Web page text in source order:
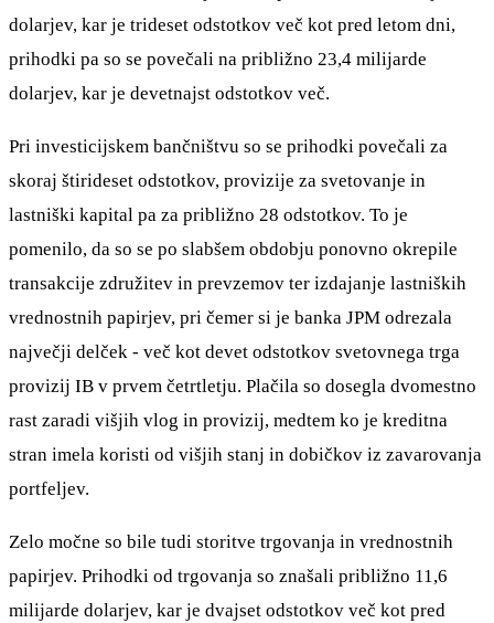
dolarjev, kar je trideset odstotkov več kot pred letom dni,
prihodki pa so se povečali na približno 23,4 milijarde
dolarjev, kar je devetnajst odstotkov več.
Pri investicijskem bančništvu so se prihodki povečali za
skoraj štirideset odstotkov, provizije za svetovanje in
lastniški kapital pa za približno 28 odstotkov. To je
pomenilo, da so se po slabšem obdobju ponovno okrepile
transakcije združitev in prevzemov ter izdajanje lastniških
vrednostnih papirjev, pri čemer si je banka JPM odrezala
največji delček - več kot devet odstotkov svetovnega trga
provizij IB v prvem četrtletju. Plačila so dosegla dvomestno
rast zaradi višjih vlog in provizij, medtem ko je kreditna
stran imela koristi od višjih stanj in dobičkov iz zavarovanja
portfeljev.
Zelo močne so bile tudi storitve trgovanja in vrednostnih
papirjev. Prihodki od trgovanja so znašali približno 11,6
milijarde dolarjev, kar je dvajset odstotkov več kot pred